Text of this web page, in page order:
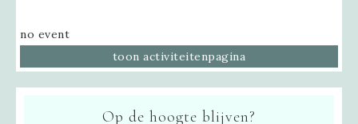
no event
toon activiteitenpagina
Op de hoogte blijven?